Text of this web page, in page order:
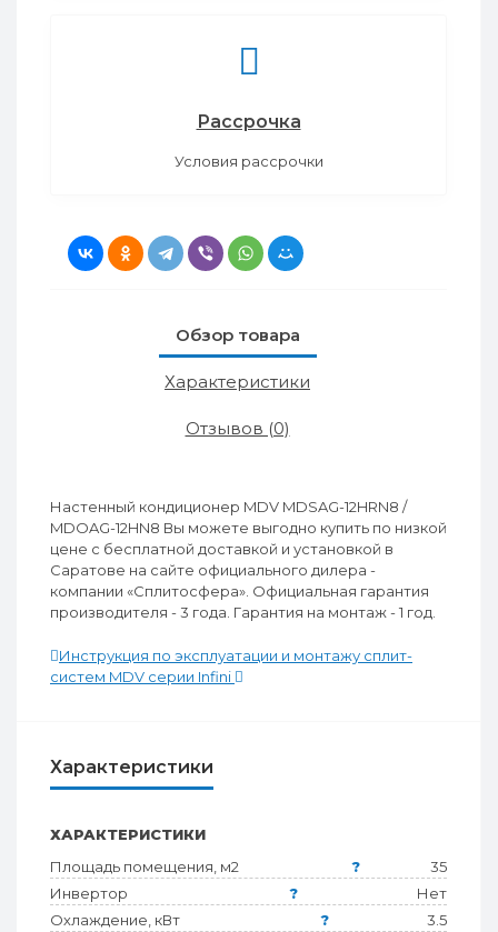
Рассрочка
Условия рассрочки
Обзор товара
Характеристики
Отзывов (0)
Настенный кондиционер MDV MDSAG-12HRN8 /
MDOAG-12HN8 Вы можете выгодно купить по низкой
цене с бесплатной доставкой и установкой в
Саратове на сайте официального дилера -
компании «Сплитосфера». Официальная гарантия
производителя - 3 года. Гарантия на монтаж - 1 год.
Инструкция по эксплуатации и монтажу сплит-
систем MDV серии Infini
Характеристики
ХАРАКТЕРИСТИКИ
Площадь помещения, м2
?
35
Инвертор
?
Нет
Охлаждение, кВт
? 3.5